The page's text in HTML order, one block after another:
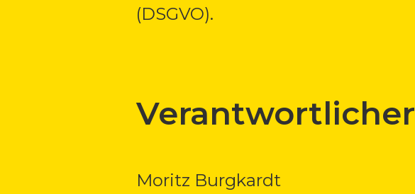
(DSGVO).
Verantwortlicher
Moritz Burgkardt